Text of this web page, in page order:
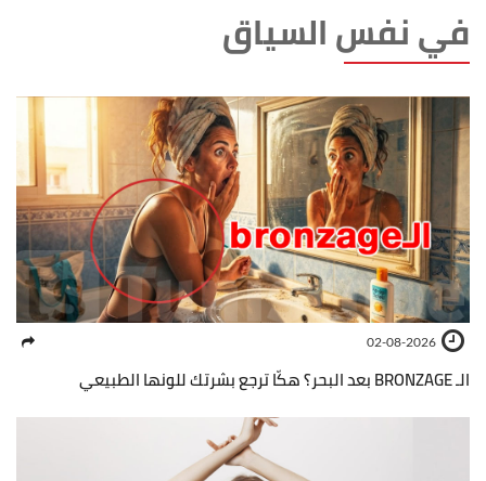
في نفس السياق
02-08-2026
الـ BRONZAGE بعد البحر؟ هكّا ترجع بشرتك للونها الطبيعي